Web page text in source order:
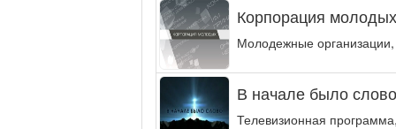
Корпорация
Молодежные
В начале было
Телевизионная